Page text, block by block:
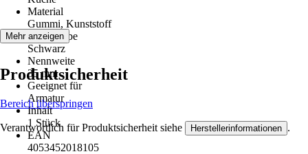
Material
Gummi, Kunststoff
Grundfarbe
Schwarz
Nennweite
35 mm
Geeignet für
Armatur
Inhalt
1 Stück
EAN
4053452018105
Mehr anzeigen
Produktsicherheit
Bereich überspringen
Verantwortlich für Produktsicherheit siehe Herstellerinformationen .